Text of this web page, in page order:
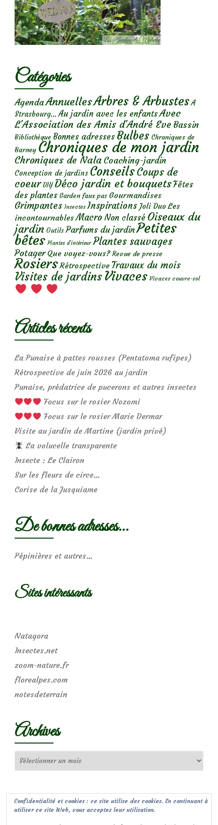
Catégories
AgendaAnnuellesArbres & Arbustes A
Strasbourg... Au jardin avec les enfantsAvec
L'Association des Amis d'André Eve Bassin
Bibliothèque Bonnes adresses Bulbes Chroniques de
Barney Chroniques de mon jardin
Chroniques de Nala Coaching-jardin
Conception de jardins ConseilsCoups de
coeur DIY Déco jardin et bouquetsFêtes
des plantes Garden faux pas Gourmandises
Grimpantes Insectes Inspirations Joli Duo Les
incontournables Macro Non classé Oiseaux du
jardin Outils Parfums du jardinPetites
bêtes Plantes d’intérieur Plantes sauvages
Potager Que voyez-vous? Revue de presse
Rosiers Rétrospective Travaux du mois
Visites de jardins Vivaces Vivaces couvre-sol
Articles récents
La Punaise à pattes rousses (Pentatoma rufipes)
Rétrospective de juin 2026 au jardin
Punaise, prédatrice de pucerons et autres insectes
Focus sur le rosier Nozomi
Focus sur le rosier Marie Dermar
Visite au jardin de Martine (jardin privé)
La volucelle transparente
Insecte : Le Clairon
Sur les fleurs de circe…
Corise de la Jusquiame
De bonnes adresses…
Pépinières et autres…
Sites intéressants
Natagora
Insectes.net
zoom-nature.fr
florealpes.com
notesdeterrain
Archives
Confidentialité et cookies : ce site utilise des cookies. En continuant à
utiliser ce site Web, vous acceptez leur utilisation.